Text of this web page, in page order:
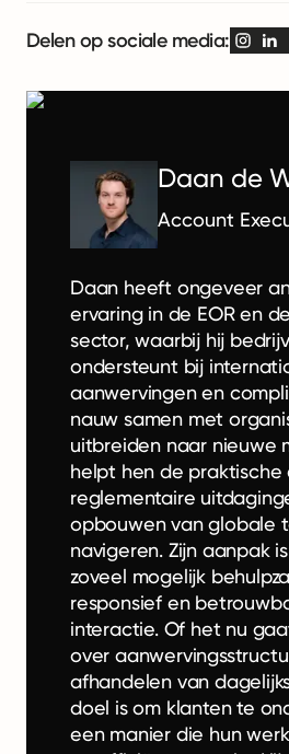
Delen op sociale media:
Daan de
Account
Daan heeft ongeveer
ervaring in de EOR en
sector, waarbij hij
ondersteunt bij
aanwervingen en
nauw samen met
uitbreiden naar nieuwe
helpt hen de praktische
reglementaire
opbouwen van globale
navigeren. Zijn aanpak
zoveel mogelijk
responsief en
interactie. Of het nu
over
afhandelen van
doel is om klanten te
een manier die hun